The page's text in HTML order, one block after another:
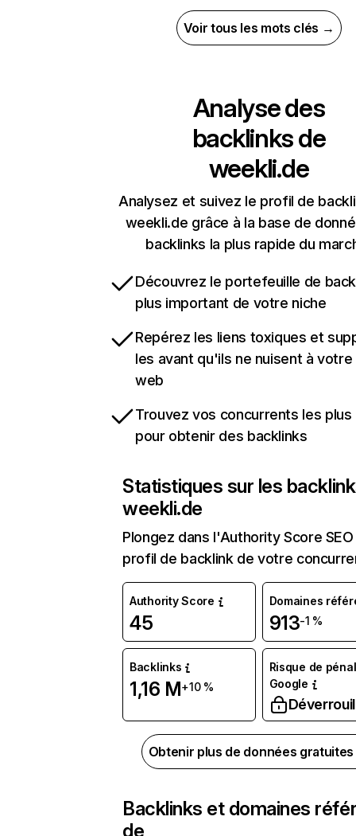
Voir tous les mots clés →
Analyse des
backlinks de
weekli.de
Analysez et suivez le profil de
weekli.de grâce à la base de
backlinks la plus rapide du
Découvrez le portefeuille de
plus important de votre niche
Repérez les liens toxiques et
les avant qu'ils ne nuisent à
web
Trouvez vos concurrents les
pour obtenir des backlinks
Statistiques sur les
weekli.de
Plongez dans l'Authority Score
profil de backlink de votre
Authority Score
45
Domaines
913-1 %
Backlinks
1,16 M+10 %
Risque de
Google
Obtenir plus de données
Backlinks et domaines
de